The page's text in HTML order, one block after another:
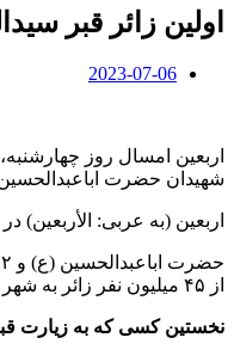
اولین زائر قبر
2023-07-06
شهیدان حضرت
اربعین (به عربی: الأربعین) در لغت به معنی چهلم است که بیستم صفر ۶۱
از ۴۵ میلیون نفر زائر به شهر کربلا در این ایام ملکوتی به ثبت رسیده است.
نخستین کسی که به زیارت